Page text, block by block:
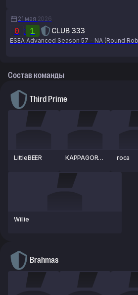
21 мая 2026
0 : 1 CLUB 333
ESEA Advanced Season 57 - NA (Round
Состав команды
Third Prime
LittleBEER
KAPPAGORD
roca
Willie
Brahmas